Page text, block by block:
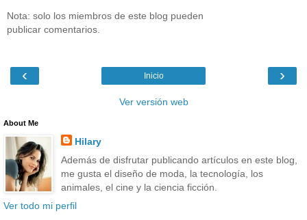
Nota: solo los miembros de este blog pueden
publicar comentarios.
‹ ›
Inicio
Ver versión web
About Me
Hilary
Además de disfrutar publicando artículos en este blog,
me gusta el diseño de moda, la tecnología, los
animales, el cine y la ciencia ficción.
Ver todo mi perfil